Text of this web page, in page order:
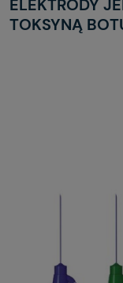
ELEKTRODY
TOKSYNĄ